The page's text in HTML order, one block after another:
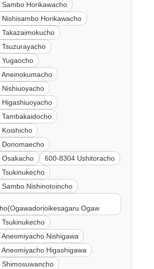
Horikawacho
Horikawacho
600-8304 Ushitoracho
Nishinotoincho
Nishigawa
Higashigawa